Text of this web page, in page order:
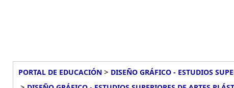
PORTAL DE EDUCACIÓN > DISEÑO GRÁFICO - ESTUDIOS